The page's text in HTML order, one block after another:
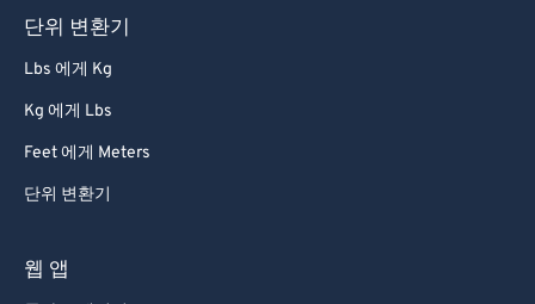
단위 변환기
Lbs 에게 Kg
Kg 에게 Lbs
Feet 에게 Meters
단위 변환기
웹 앱